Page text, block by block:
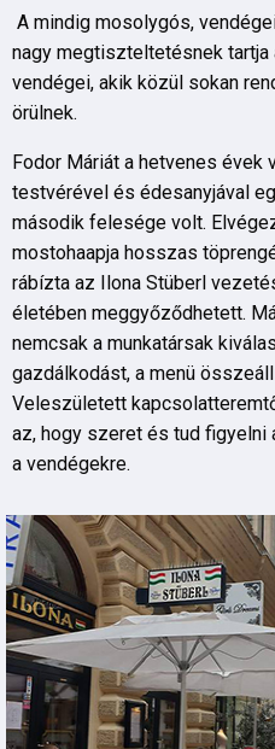
A mindig mosolygós,
nagy megtiszteltetésnek tartja
vendégei, akik közül sokan
örülnek.
Fodor Máriát a hetvenes
testvérével és édesanyjával
második felesége volt.
mostohaapja hosszas
rábízta az Ilona Stüberl
életében meggyőződhetett.
nemcsak a munkatársak
gazdálkodást, a menü
Veleszületett
az, hogy szeret és tud
a vendégekre.